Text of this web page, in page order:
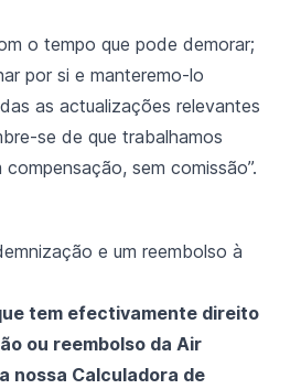
o tempo que pode demorar;
por si e manteremo-lo
as actualizações relevantes
se de que trabalhamos
compensação, sem comissão”.
e um reembolso à
tem efectivamente direito
ou reembolso da Air
nossa Calculadora de